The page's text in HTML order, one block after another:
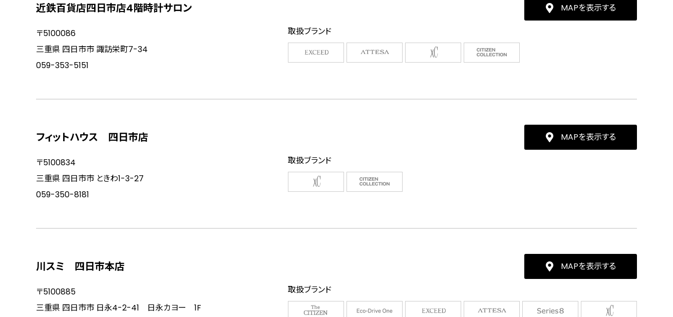
近鉄百貨店四日市店4階時計サロン MAPを表示する
〒5100086
三重県 四日市市 諏訪栄町7-34
059-353-5151
取扱ブランド
フィットハウス 四日市店 MAPを表示する
〒5100834
三重県 四日市市 ときわ1-3-27
059-350-8181
取扱ブランド
川スミ 四日市本店 MAPを表示する
〒5100885
三重県 四日市市 日永4-2-41 日永カヨー 1F
取扱ブランド